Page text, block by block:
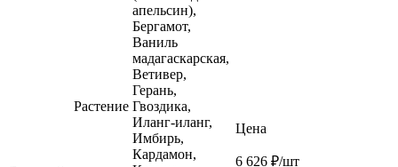
Растение
апельсин),
Бергамот,
Ваниль
мадагаскарская,
Ветивер,
Герань,
Гвоздика,
Иланг-иланг,
Имбирь,
Кардамон,
Цена
6 626 ₽/шт